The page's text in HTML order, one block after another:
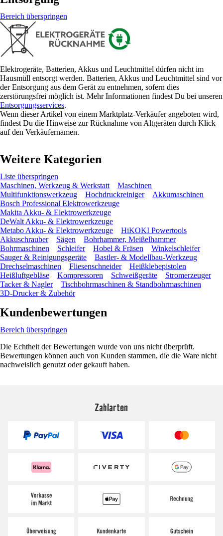
Bereich überspringen
Elektrogeräte, Batterien, Akkus und Leuchtmittel dürfen nicht im
Hausmüll entsorgt werden. Batterien, Akkus und Leuchtmittel sind vor
der Entsorgung aus dem Gerät zu entnehmen, sofern dies
zerstörungsfrei möglich ist. Mehr Informationen findest Du bei unseren
Entsorgungsservices.
Wenn dieser Artikel von einem Marktplatz-Verkäufer angeboten wird,
findest Du die Hinweise zur Rücknahme von Altgeräten durch Klick
auf den Verkäufernamen.
Weitere Kategorien
Liste überspringen
Maschinen, Werkzeug & Werkstatt
Maschinen
Multifunktionswerkzeug
Hochdruckreiniger
Akkumaschinen
Bosch Professional Elektrowerkzeuge
Makita Akku- & Elektrowerkzeuge
DeWalt Akku- & Elektrowerkzeuge
Metabo Akku- & Elektrowerkzeuge
HiKOKI Powertools
Akkuschrauber
Sägen
Bohrhammer, Meißelhammer
Bohrmaschinen
Schleifer Hobel & Fräsen
Winkelschleifer
Sauger & Reinigungsgeräte
Bastler- & Modellbau-Werkzeug
Drechselmaschinen
Fliesenschneider
Heißklebepistolen
Heißluftgebläse
Kompressoren Schweißgeräte
Stromerzeuger
Tacker & Nagler
Tischbohrmaschinen & Standbohrmaschinen
3D-Drucker & Zubehör
Kundenbewertungen
Bereich überspringen
Die Echtheit der Bewertungen wurde von uns nicht überprüft.
Bewertungen können auch von Kunden stammen, die die Ware nicht
nachweislich genutzt oder gekauft haben.
Zahlarten